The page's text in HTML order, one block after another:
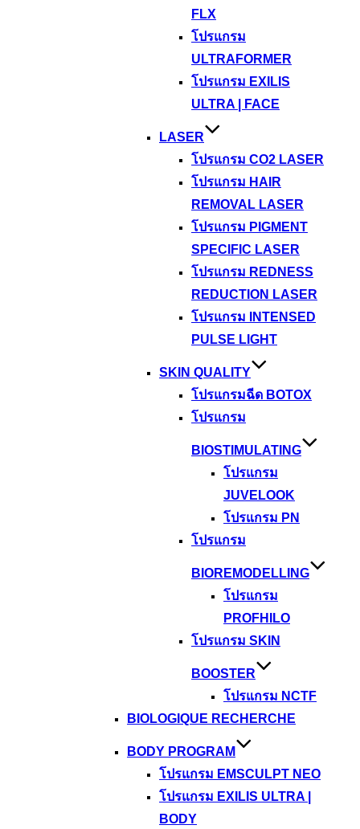
FLX
โปรแกรม
ULTRAFORMER
โปรแกรม EXILIS
ULTRA | FACE
LASER
โปรแกรม CO2 LASER
โปรแกรม HAIR
REMOVAL LASER
โปรแกรม PIGMENT
SPECIFIC LASER
โปรแกรม REDNESS
REDUCTION LASER
โปรแกรม INTENSED
PULSE LIGHT
SKIN QUALITY
โปรแกรมฉีด BOTOX
โปรแกรม
BIOSTIMULATING
โปรแกรม
JUVELOOK
โปรแกรม PN
โปรแกรม
BIOREMODELLING
โปรแกรม
PROFHILO
โปรแกรม SKIN
BOOSTER
โปรแกรม NCTF
BIOLOGIQUE RECHERCHE
BODY PROGRAM
โปรแกรม EMSCULPT NEO
โปรแกรม EXILIS ULTRA |
BODY